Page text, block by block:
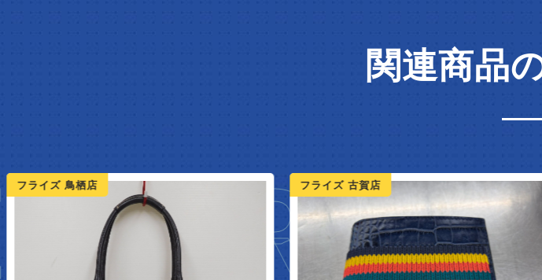
関連商品
フライズ 古賀店 フライズ 鳥栖店